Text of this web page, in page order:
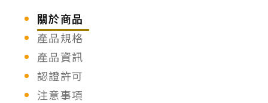
關於商品
產品規格
產品資訊
認證許可
注意事項